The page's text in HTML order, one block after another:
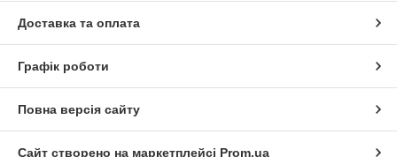
Доставка та оплата
Графік роботи
Повна версія сайту
Сайт створено на маркетплейсі Prom.ua